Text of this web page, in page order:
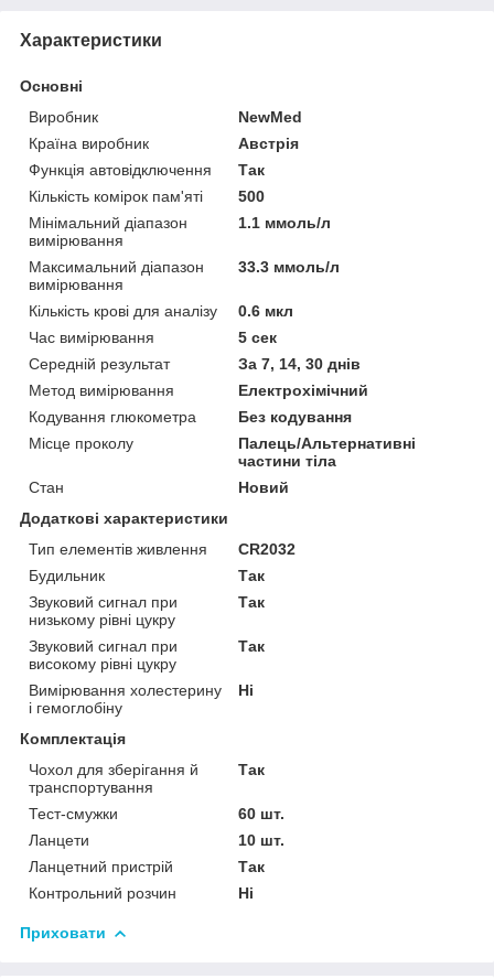
Характеристики
Основні
Виробник
NewMed
Країна виробник
Австрія
Функція автовідключення
Так
Кількість комірок пам'яті
500
Мінімальний діапазон
вимірювання
1.1 ммоль/л
Максимальний діапазон
вимірювання
33.3 ммоль/л
Кількість крові для аналізу
0.6 мкл
Час вимірювання
5 сек
Середній результат
За 7, 14, 30 днів
Метод вимірювання
Електрохімічний
Кодування глюкометра
Без кодування
Місце проколу
Палець/Альтернативні
частини тіла
Стан
Новий
Додаткові характеристики
Тип елементів живлення
CR2032
Будильник
Так
Звуковий сигнал при
низькому рівні цукру
Так
Звуковий сигнал при
високому рівні цукру
Так
Вимірювання холестерину
і гемоглобіну
Ні
Комплектація
Чохол для зберігання й
транспортування
Так
Тест-смужки
60 шт.
Ланцети
10 шт.
Ланцетний пристрій
Так
Контрольний розчин
Ні
Приховати